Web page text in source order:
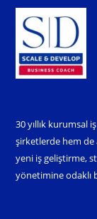
30 yıllık kurumsal
şirketlerde hem
yeni iş geliştirme,
yönetimine odaklı